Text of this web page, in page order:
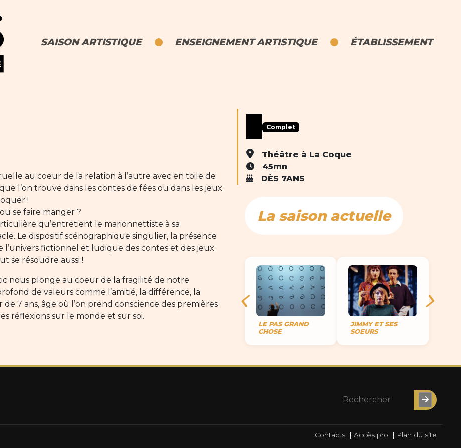
SAISON ARTISTIQUE ENSEIGNEMENT ARTISTIQUE ÉTABLISSEMENT
au coeur de la relation à l’autre avec en toile de
l’on trouve dans les contes de fées ou dans les jeux
!
se faire manger ?
qu’entretient le marionnettiste à sa
Le dispositif scénographique singulier, la présence
fictionnel et ludique des contes et des jeux
se résoudre aussi !
nous plonge au coeur de la fragilité de notre
de valeurs comme l’amitié, la différence, la
7 ans, âge où l’on prend conscience des premières
réflexions sur le monde et sur soi.
Complet
Théâtre à La Coque
45mn
DÈS 7ANS
La saison actuelle
LE PAS GRAND
CHOSE
JIMMY ET SES
SOEURS
Contacts | Accès pro | Plan du site